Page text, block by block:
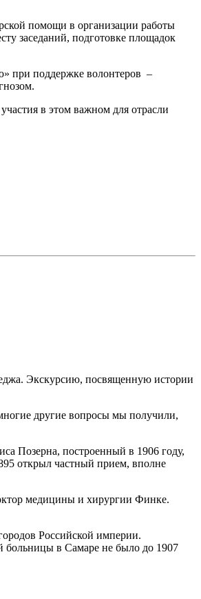
помощи в организации работы
заседаний, подготовке площадок
при поддержке волонтеров –
в этом важном для отрасли
Экскурсию, посвященную истории
другие вопросы мы получили,
Позерна, построенный в 1906 году,
открыл частный прием, вполне
медицины и хирургии Финке.
Российской империи.
больницы в Самаре не было до 1907